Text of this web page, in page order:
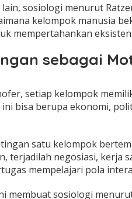
sosiologi menurut
kelompok manusia
mempertahankan
sebagai
setiap kelompok
bisa berupa ekonomi,
satu kelompok
terjadilah negosiasi, kerja
mempelajari pola
membuat sosiologi